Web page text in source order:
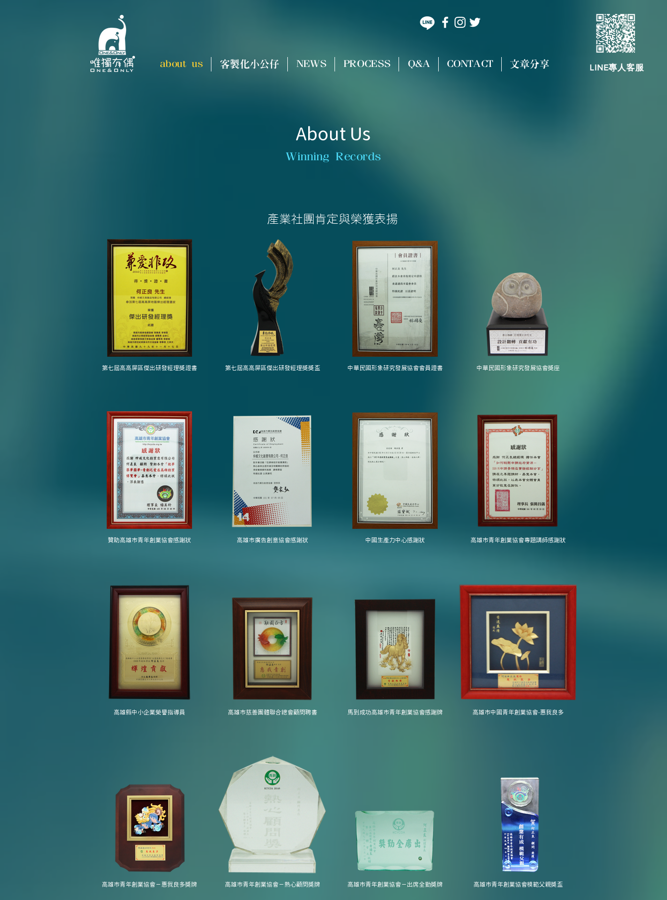
about us 客製化小公仔 NEWS PROCESS Q&A CONTACT 文章分享 LINE專人客服
About Us
Winning Records
產業社團肯定與榮獲表揚
第七屆高高屏區傑出研發經理獎證書 第七屆高高屏區傑出研發經理獎獎盃 中華民國形象研究發展協會會員證書 中華民國形象研究發展協會獎座
贊助高雄市青年創業協會感謝狀 高雄市廣告創意協會感謝狀 中國生產力中心感謝狀 高雄市青年創業協會專題講師感謝狀
高雄縣中小企業榮譽指導員 高雄市慈善團體聯合總會顧問聘書 馬到成功高雄市青年創業協會感謝牌 高雄市中國青年創業協會-惠我良多
高雄市青年創業協會－惠我良多獎牌 高雄市青年創業協會－熱心顧問獎牌 高雄市青年創業協會－出席全勤獎牌 高雄市青年創業協會模範父親獎盃